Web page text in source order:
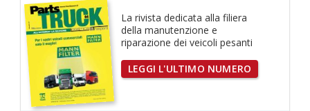
La rivista dedicata alla filiera
della manutenzione e
riparazione dei veicoli pesanti
LEGGI L'ULTIMO NUMERO